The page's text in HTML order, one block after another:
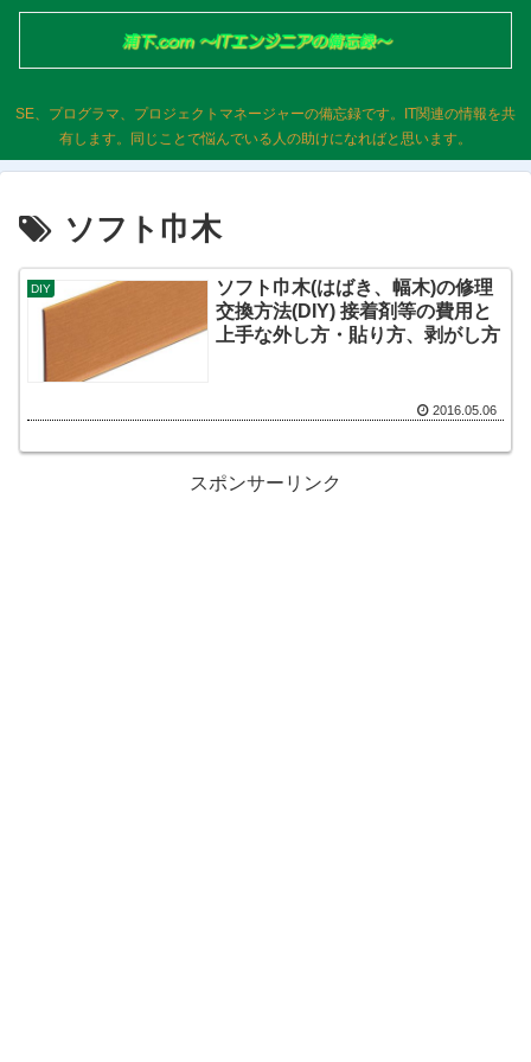
SE、プログラマ、プロジェクトマネージャーの備忘録です。IT関連の情報を共
有します。同じことで悩んでいる人の助けになればと思います。
ソフト巾木
DIY
ソフト巾木(はばき、幅木)の修理
交換方法(DIY) 接着剤等の費用と
上手な外し方・貼り方、剥がし方
2016.05.06
スポンサーリンク